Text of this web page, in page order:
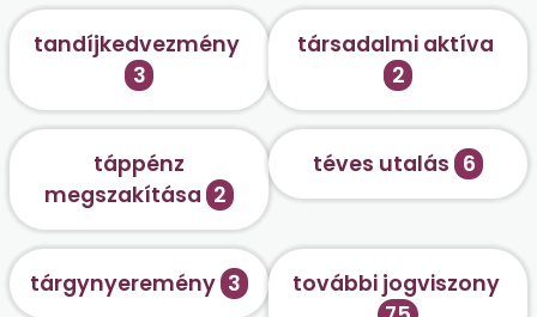
tandíjkedvezmény
3
társadalmi aktíva
2
táppénz
megszakítása 2
téves utalás 6
tárgynyeremény 3
további jogviszony